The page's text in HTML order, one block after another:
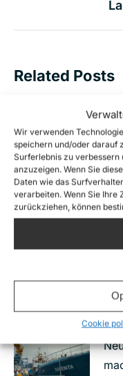
Wir verwenden
speichern und/oder darauf
Surferlebnis zu verbessern
anzuzeigen. Wenn Sie
Daten wie das
verarbeiten. Wenn Sie Ihre
zurückziehen, können
Cookie
Related Posts
Die
16.
7.